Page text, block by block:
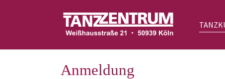
Anmeldung